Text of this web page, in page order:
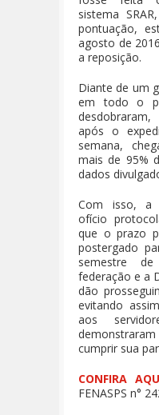
sistema
pontuação,
agosto de
a reposição.
Diante de um
em todo o
após o
semana,
mais de 95%
dados
Com isso, a
ofício
que o prazo
postergado
semestre
federação e a
dão
evitando
aos
cumprir sua
CONFIRA
FENASPS n°